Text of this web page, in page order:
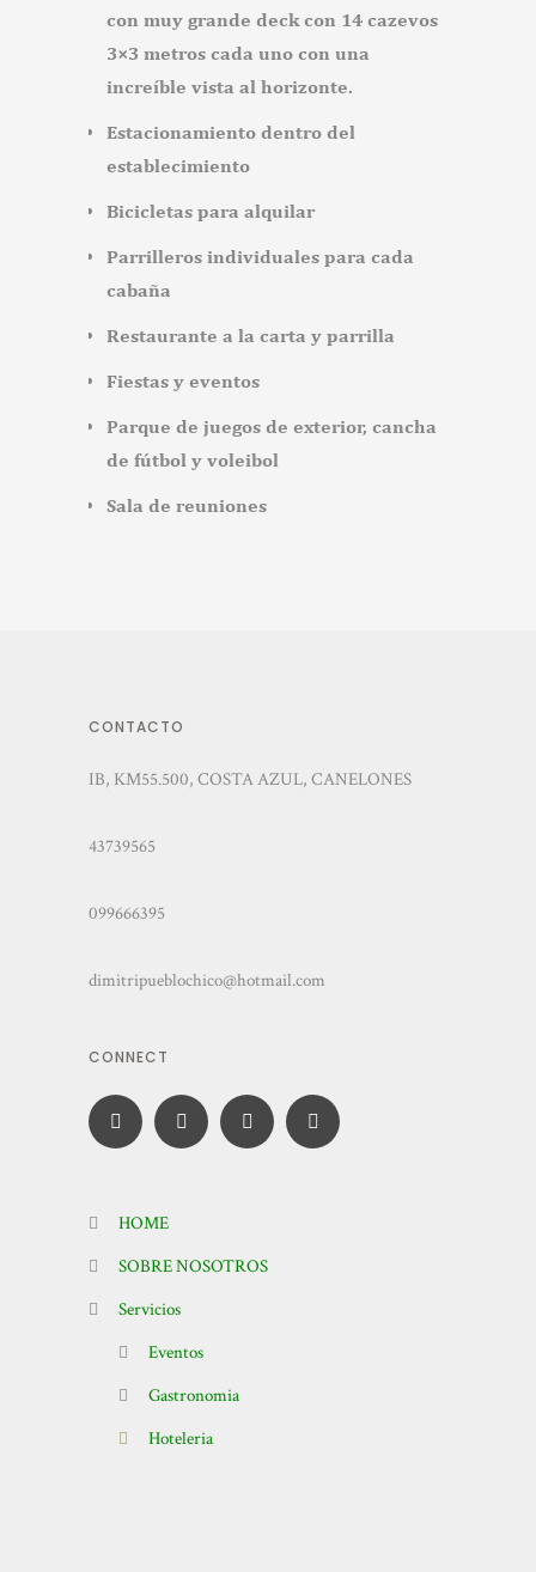
con muy grande deck con 14 cazevos
3×3 metros cada uno con una
increíble vista al horizonte.
Estacionamiento dentro del
establecimiento
Bicicletas para alquilar
Parrilleros individuales para cada
cabaña
Restaurante a la carta y parrilla
Fiestas y eventos
Parque de juegos de exterior, cancha
de fútbol y voleibol
Sala de reuniones
CONTACTO
IB, KM55.500, COSTA AZUL, CANELONES
43739565
099666395
dimitripueblochico@hotmail.com
CONNECT
HOME
SOBRE NOSOTROS
Servicios
Eventos
Gastronomia
Hoteleria